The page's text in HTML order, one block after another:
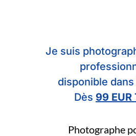
Je suis
disponible
Dès 99 EUR
Photographe